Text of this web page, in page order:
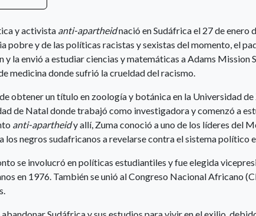
y activista anti-apartheidnació en Sudáfrica el 27 de enero
pobre y de las políticas racistas y sexistas del momento, el
y la envió a estudiar ciencias y matemáticas a Adams
medicina donde sufrió la crueldad del racismo.
obtener un título en zoología y botánica en la Universidad
de Natal donde trabajó como investigadora y comenzó a
anti-apartheidy allí, Zuma conoció a uno de los líderes del
los negros sudafricanos a revelarse contra el sistema político
se involucró en políticas estudiantiles y fue elegida
en 1976. También se unió al Congreso Nacional Africano